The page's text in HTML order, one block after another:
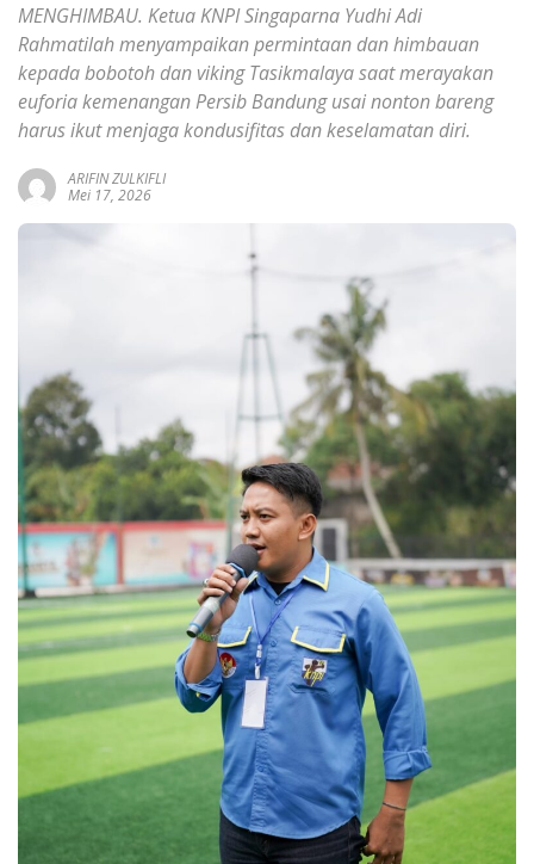
MENGHIMBAU. Ketua KNPI Singaparna Yudhi Adi
Rahmatilah menyampaikan permintaan dan himbauan
kepada bobotoh dan viking Tasikmalaya saat merayakan
euforia kemenangan Persib Bandung usai nonton bareng
harus ikut menjaga kondusifitas dan keselamatan diri.
ARIFIN ZULKIFLI
Mei 17, 2026